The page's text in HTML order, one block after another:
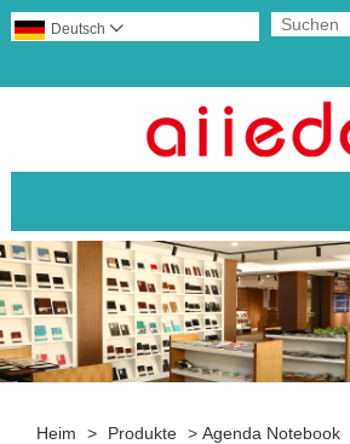
Deutsch 
Heim > Produkte >Agenda Notebook